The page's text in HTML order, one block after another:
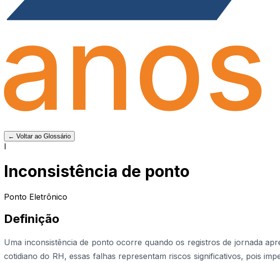
← Voltar ao Glossário
I
Inconsistência de ponto
Ponto Eletrônico
Definição
Uma inconsistência de ponto ocorre quando os registros de jornada
cotidiano do RH, essas falhas representam riscos significativos, pois